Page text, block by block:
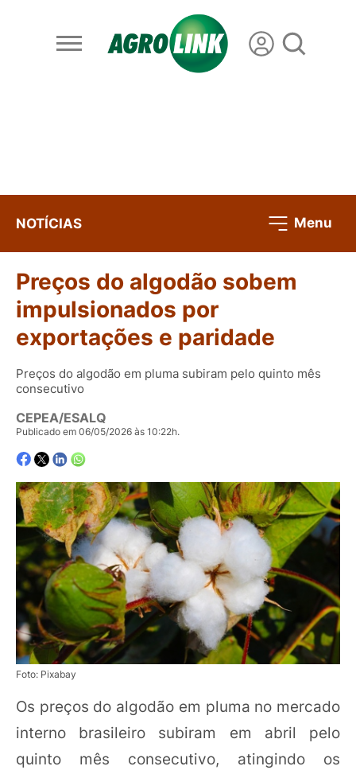
NOTÍCIAS Menu
Preços do algodão sobem
impulsionados por
exportações e paridade
Preços do algodão em pluma subiram pelo quinto mês
consecutivo
CEPEA/ESALQ
Publicado em 06/05/2026 às 10:22h.
Foto: Pixabay
Os preços do algodão em pluma no mercado
interno brasileiro subiram em abril pelo
quinto mês consecutivo, atingindo os